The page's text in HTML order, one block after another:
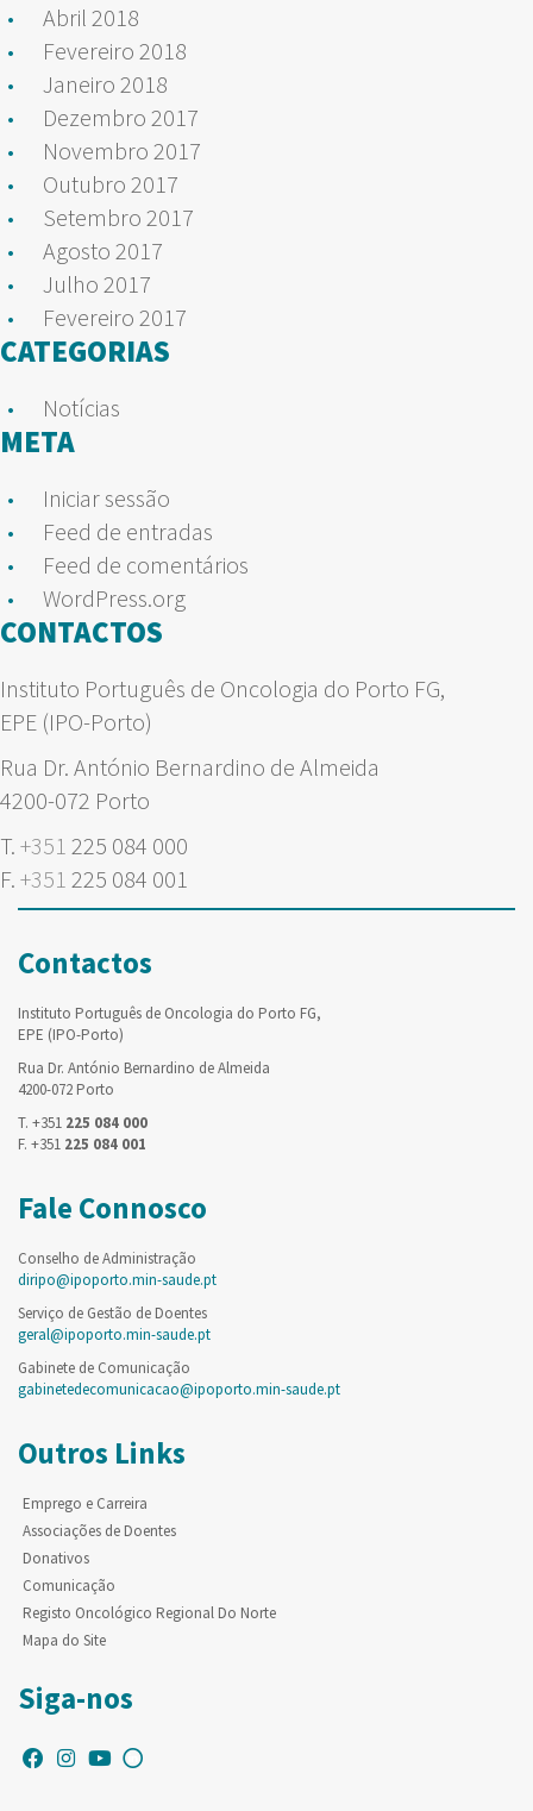
Abril 2018
Fevereiro 2018
Janeiro 2018
Dezembro 2017
Novembro 2017
Outubro 2017
Setembro 2017
Agosto 2017
Julho 2017
Fevereiro 2017
CATEGORIAS
Notícias
META
Iniciar sessão
Feed de entradas
Feed de comentários
WordPress.org
CONTACTOS
Instituto Português de Oncologia do Porto FG,
EPE (IPO-Porto)
Rua Dr. António Bernardino de Almeida
4200-072 Porto
T. +351 225 084 000
F. +351 225 084 001
Contactos
Instituto Português de Oncologia do Porto FG,
EPE (IPO-Porto)
Rua Dr. António Bernardino de Almeida
4200-072 Porto
T. +351 225 084 000
F. +351 225 084 001
Fale Connosco
Conselho de Administração
diripo@ipoporto.min-saude.pt
Serviço de Gestão de Doentes
geral@ipoporto.min-saude.pt
Gabinete de Comunicação
gabinetedecomunicacao@ipoporto.min-saude.pt
Outros Links
Emprego e Carreira
Associações de Doentes
Donativos
Comunicação
Registo Oncológico Regional Do Norte
Mapa do Site
Siga-nos